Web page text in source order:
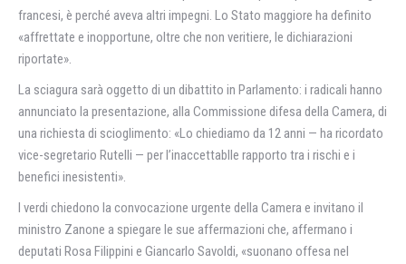
francesi, è perché aveva altri impegni. Lo Stato maggiore ha definito
«affrettate e inopportune, oltre che non veritiere, le dichiarazioni
riportate».
La sciagura sarà oggetto di un dibattito in Parlamento: i radicali hanno
annunciato la presentazione, alla Commissione difesa della Camera, di
una richiesta di scioglimento: «Lo chiediamo da 12 anni — ha ricordato
vice-segretario Rutelli — per l’inaccettablle rapporto tra i rischi e i
benefici inesistenti».
I verdi chiedono la convocazione urgente della Camera e invitano il
ministro Zanone a spiegare le sue affermazioni che, affermano i
deputati Rosa Filippini e Giancarlo Savoldi, «suonano offesa nel